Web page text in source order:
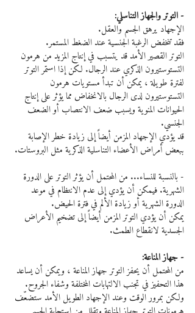
- التوتر والجهاز التناسلي:
الإجهاد يرهق الجسم والعقل.
فقد تنخفض الرغبة الجنسية عند الضغط المستمر.
التوتر القصير الأمد قد يتسبب في إنتاج المزيد من هرمون
التستوستيرون الذكري عند الرجال. لكن إذا استمر التوتر
لفترة طويلة ، يمكن أن تبدأ مستويات هرمون
التستوستيرون لدى الرجال بالانخفاض مما يؤثر على إنتاج
الحيوانات المنوية ويسبب ضعف الانتصاب أو الضعف
الجنسي.
قد يؤدي الإجهاد المزمن أيضاً إلى زيادة خطر الإصابة
ببعض أمراض الأعضاء التناسلية الذكرية مثل البروستات.
- بالنسبة للنساء... من المحتمل أن يؤثر التوتر على الدورة
الشهرية. فيمكن أن يؤدي إلى عدم الانتظام في موعد
الدورة الشهرية أو زيادة الألم في فترة الحيض.
يمكن أن يؤدي التوتر المزمن أيضاً إلى تضخيم الأعراض
الجسدية لانقطاع الطمث.
- جهاز المناعة:
من المحتمل أن يحفز التوتر جهاز المناعة ، ويمكن أن يساعد
هذا التحفيز في تجنب الالتهابات المختلفة وشفاء الجروح.
ولكن بمرور الوقت وعند الإجهاد الطويل الأمد ستضعّف